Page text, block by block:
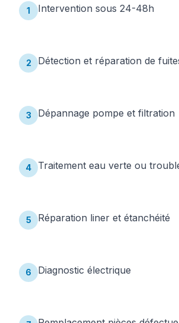
1 Intervention sous 24-48h
2 Détection et réparation de
3 Dépannage pompe et filtration
4 Traitement eau verte ou
5 Réparation liner et étanchéité
6 Diagnostic électrique